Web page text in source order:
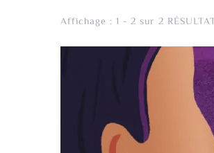
Affichage : 1 - 2 sur 2